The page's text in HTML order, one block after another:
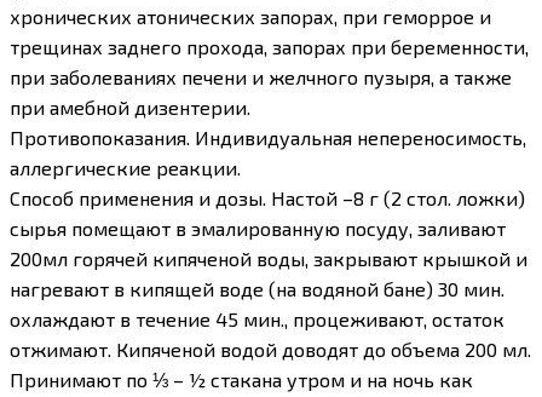
хронических атонических запорах, при геморрое и
трещинах заднего прохода, запорах при беременности,
при заболеваниях печени и желчного пузыря, а также
при амебной дизентерии.
Противопоказания. Индивидуальная непереносимость,
аллергические реакции.
Способ применения и дозы. Настой –8 г (2 стол. ложки)
сырья помещают в эмалированную посуду, заливают
200мл горячей кипяченой воды, закрывают крышкой и
нагревают в кипящей воде (на водяной бане) 30 мин.
охлаждают в течение 45 мин., процеживают, остаток
отжимают. Кипяченой водой доводят до объема 200 мл.
Принимают по ⅓ – ½ стакана утром и на ночь как